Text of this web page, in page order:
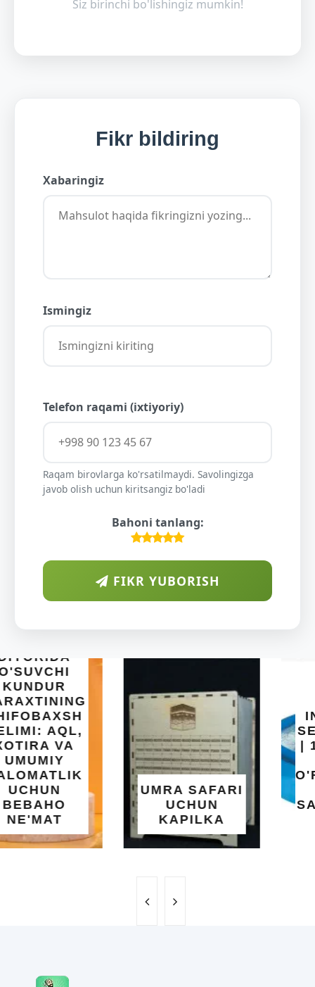
Siz birinchi bo'lishingiz mumkin!
Fikr bildiring
Xabaringiz
Ismingiz
Telefon raqami (ixtiyoriy)
Raqam birovlarga ko'rsatilmaydi. Savolingizga
javob olish uchun kiritsangiz bo'ladi
Bahoni tanlang:
FIKR YUBORISH
UMRA SAFARI
UCHUN
KAPILKA
INTEX EASY
SET BASSEYN
| 183X51 SM |
OSON
O'RNATILUVCHI
YOZGI
SALQINLIK VA
MAROQ